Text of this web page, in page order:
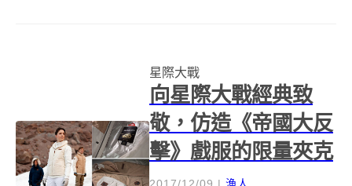
出的限量賀年卡可是 99.99% 的純
金...
星際大戰
向星際大戰經典致
敬，仿造《帝國大反
擊》戲服的限量夾克